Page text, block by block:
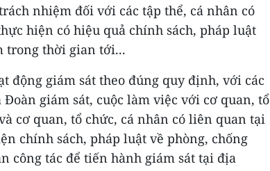
nhiệm đối với các tập thể, cá nhân có
hiện có hiệu quả chính sách, pháp luật
trong thời gian tới...
động giám sát theo đúng quy định, với các
Đoàn giám sát, cuộc làm việc với cơ quan, tổ
cơ quan, tổ chức, cá nhân có liên quan tại
chính sách, pháp luật về phòng, chống
công tác để tiến hành giám sát tại địa